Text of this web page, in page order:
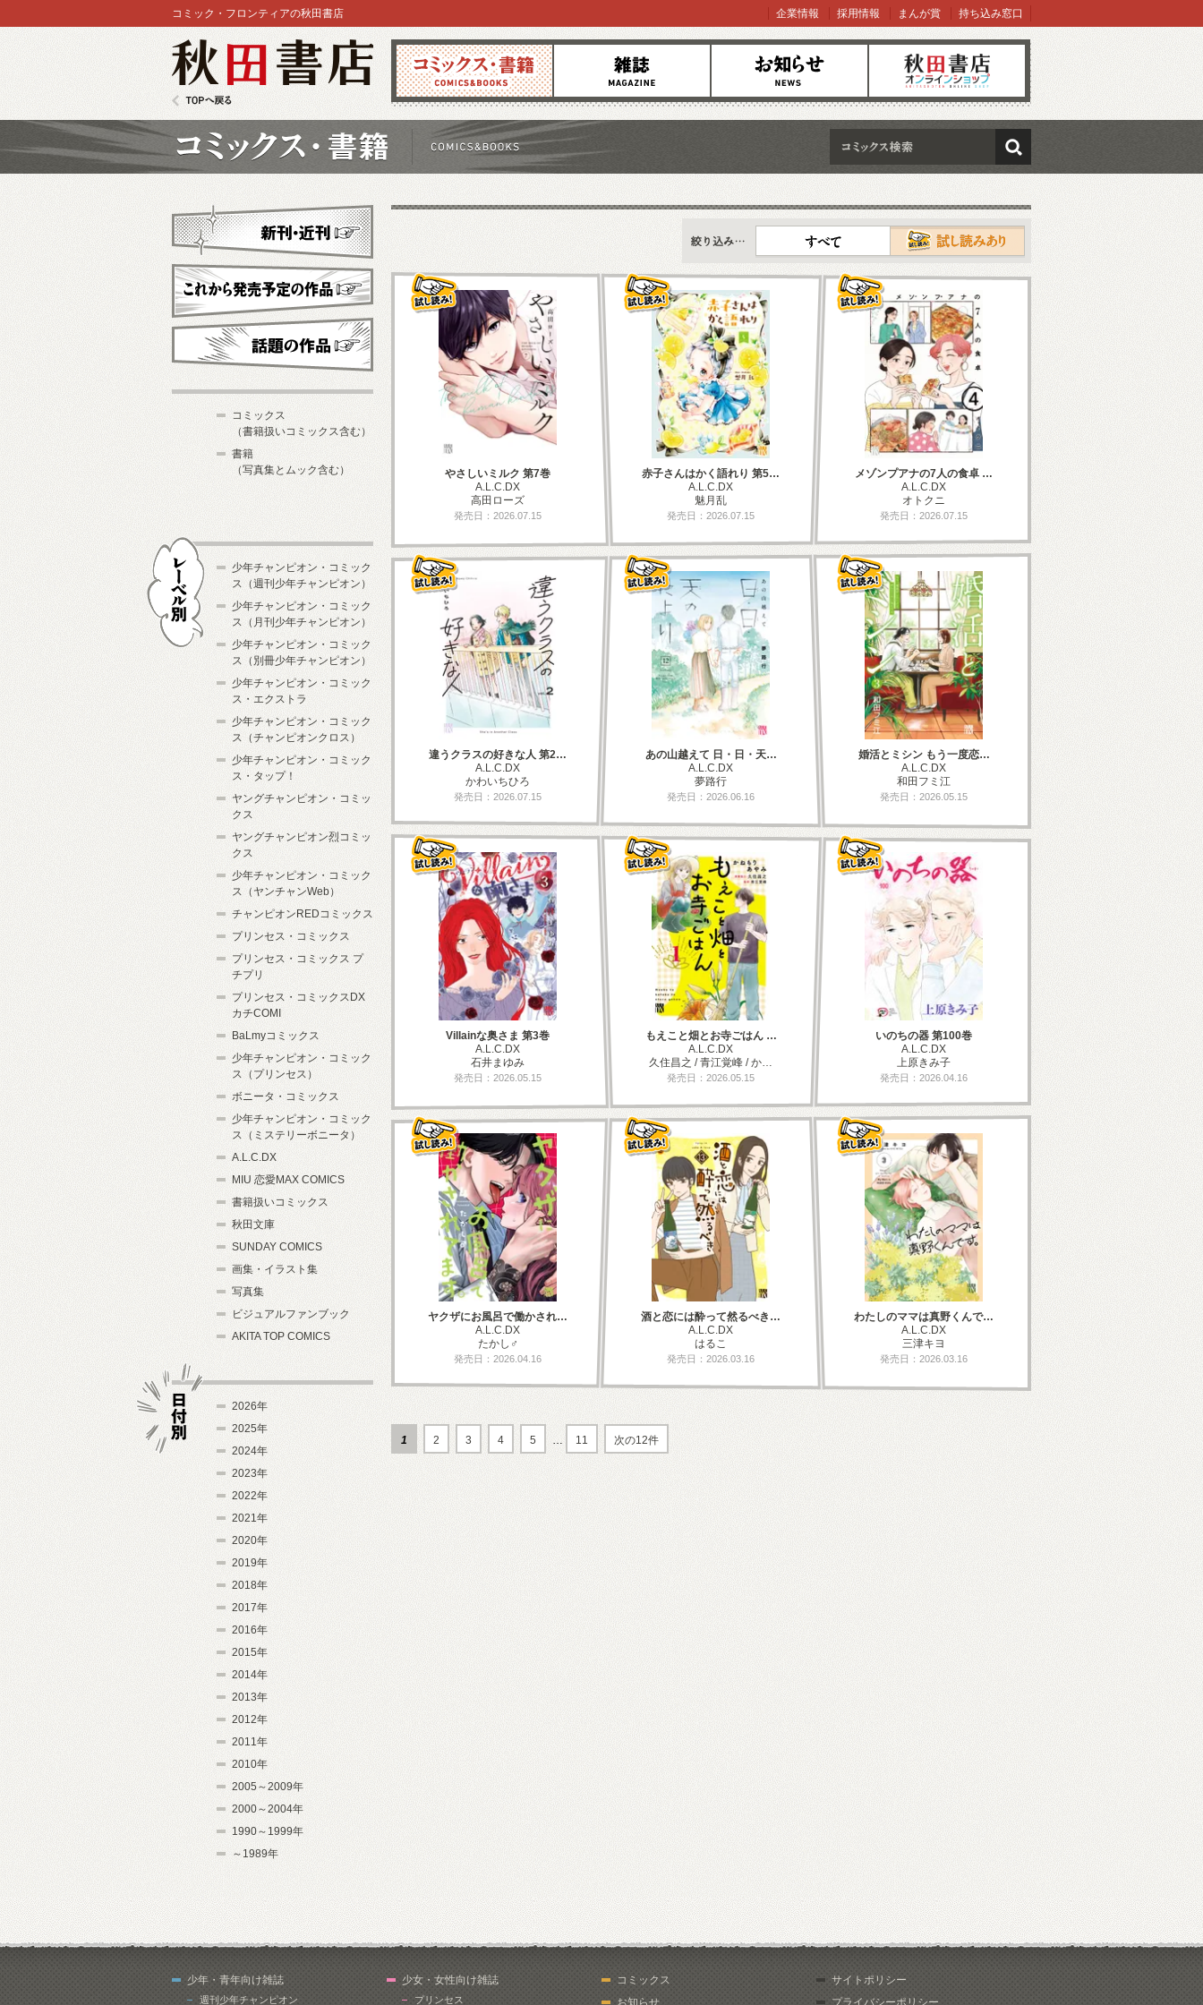
コミックス 雑誌 お知らせ オンラインショップ
コミック・フロンティアの秋田書店 企業情報 採用情報 まんが賞 持ち込み窓口
検索
新刊情報
すべて
やさしいミルク 第7巻
A.L.C.DX
高田ローズ
発売日：2026.07.15
赤子さんはかく語れり 第5…
A.L.C.DX
魅月乱
発売日：2026.07.15
メゾンプアナの7人の食卓 …
A.L.C.DX
オトクニ
発売日：2026.07.15
違うクラスの好きな人 第2…
A.L.C.DX
かわいちひろ
発売日：2026.07.15
あの山越えて 日・日・天…
A.L.C.DX
夢路行
発売日：2026.06.16
婚活とミシン もう一度恋…
A.L.C.DX
和田フミ江
発売日：2026.05.15
Villainな奥さま 第3巻
A.L.C.DX
石井まゆみ
発売日：2026.05.15
もえこと畑とお寺ごはん …
A.L.C.DX
久住昌之 / 青江覚峰 / か…
発売日：2026.05.15
いのちの器 第100巻
A.L.C.DX
上原きみ子
発売日：2026.04.16
ヤクザにお風呂で働かされ…
A.L.C.DX
たかし♂
発売日：2026.04.16
酒と恋には酔って然るべき…
A.L.C.DX
はるこ
発売日：2026.03.16
わたしのママは真野くんで…
A.L.C.DX
三津キヨ
発売日：2026.03.16
1 2 3 4 5 … 11 次の12件
新刊・近刊
これから発売予定
コミックス
（書籍扱いコミックス含む）
書籍
（写真集とムック含む）
少年チャンピオン・コミック
ス（週刊少年チャンピオン）
少年チャンピオン・コミック
ス（月刊少年チャンピオン）
少年チャンピオン・コミック
ス（別冊少年チャンピオン）
少年チャンピオン・コミック
ス・エクストラ
少年チャンピオン・コミック
ス（チャンピオンクロス）
少年チャンピオン・コミック
ス・タップ！
ヤングチャンピオン・コミッ
クス
ヤングチャンピオン烈コミッ
クス
少年チャンピオン・コミック
ス（ヤンチャンWeb）
チャンピオンREDコミックス
プリンセス・コミックス
プリンセス・コミックス プ
チプリ
プリンセス・コミックスDX
カチCOMI
BaLmyコミックス
少年チャンピオン・コミック
ス（プリンセス）
ボニータ・コミックス
少年チャンピオン・コミック
ス（ミステリーボニータ）
A.L.C.DX
MIU 恋愛MAX COMICS
書籍扱いコミックス
秋田文庫
SUNDAY COMICS
画集・イラスト集
写真集
ビジュアルファンブック
AKITA TOP COMICS
2026年
2025年
2024年
2023年
2022年
2021年
2020年
2019年
2018年
2017年
2016年
2015年
2014年
2013年
2012年
2011年
2010年
2005～2009年
2000～2004年
1990～1999年
～1989年
少年・青年向け雑誌
週刊少年チャンピオン
少女・女性向け雑誌
プリンセス
コミックス
お知らせ
サイトポリシー
プライバシーポリシー